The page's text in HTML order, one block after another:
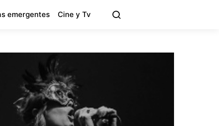
emergentes Cine y Tv